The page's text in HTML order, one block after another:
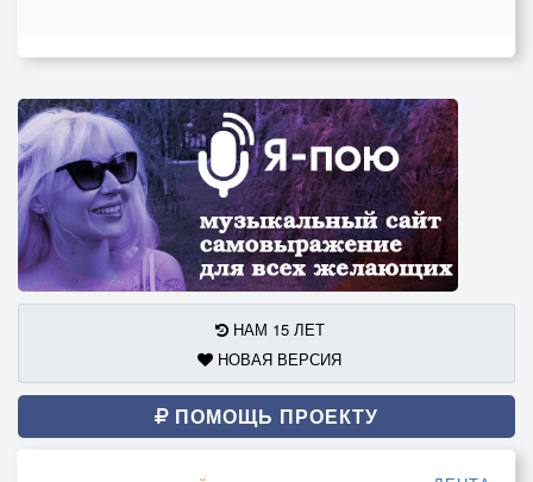
НАМ 15 ЛЕТ
НОВАЯ ВЕРСИЯ
ПОМОЩЬ ПРОЕКТУ